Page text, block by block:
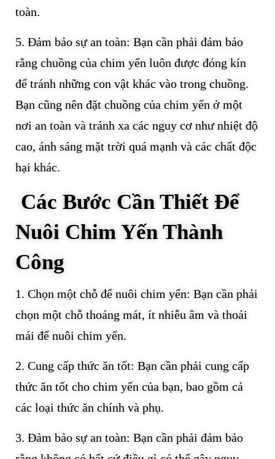
toàn.
5. Đảm bảo sự an toàn: Bạn cần phải đảm bảo
rằng chuồng của chim yến luôn được đóng kín
để tránh những con vật khác vào trong chuồng.
Bạn cũng nên đặt chuồng của chim yến ở một
nơi an toàn và tránh xa các nguy cơ như nhiệt độ
cao, ánh sáng mặt trời quá mạnh và các chất độc
hại khác.
Các Bước Cần Thiết Để
Nuôi Chim Yến Thành
Công
1. Chọn một chỗ để nuôi chim yến: Bạn cần phải
chọn một chỗ thoáng mát, ít nhiễu âm và thoải
mái để nuôi chim yến.
2. Cung cấp thức ăn tốt: Bạn cần phải cung cấp
thức ăn tốt cho chim yến của bạn, bao gồm cả
các loại thức ăn chính và phụ.
3. Đảm bảo sự an toàn: Bạn cần phải đảm bảo